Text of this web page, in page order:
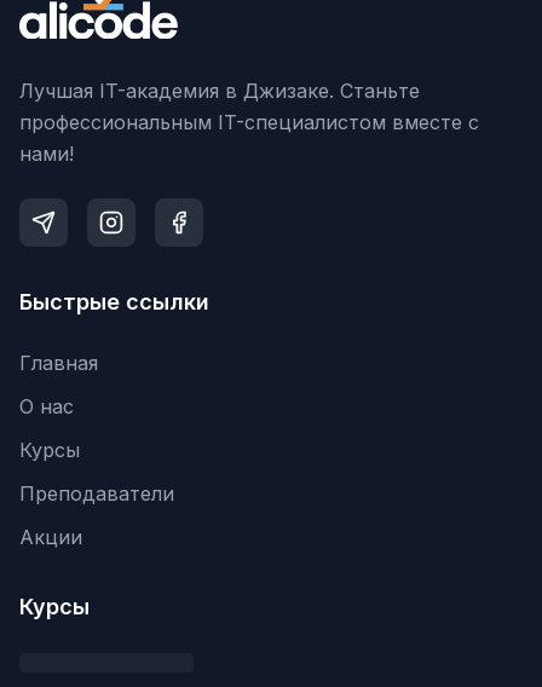
Лучшая IT-академия в Джизаке. Станьте
профессиональным IT-специалистом вместе с
нами!
Быстрые ссылки
Главная
О нас
Курсы
Преподаватели
Акции
Курсы